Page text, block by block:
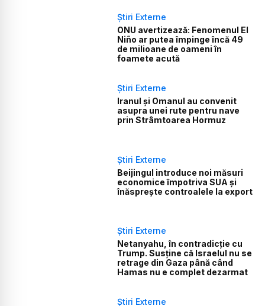
Știri Externe
ONU avertizează: Fenomenul El
Niño ar putea împinge încă 49
de milioane de oameni în
foamete acută
Știri Externe
Iranul și Omanul au convenit
asupra unei rute pentru nave
prin Strâmtoarea Hormuz
Știri Externe
Beijingul introduce noi măsuri
economice împotriva SUA și
înăsprește controalele la export
Știri Externe
Netanyahu, în contradicție cu
Trump. Susține că Israelul nu se
retrage din Gaza până când
Hamas nu e complet dezarmat
Știri Externe